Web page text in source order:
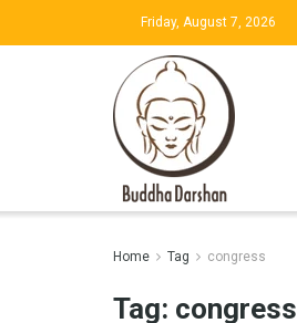
Friday, August 7, 2026
Home Tag congress
Tag: congress